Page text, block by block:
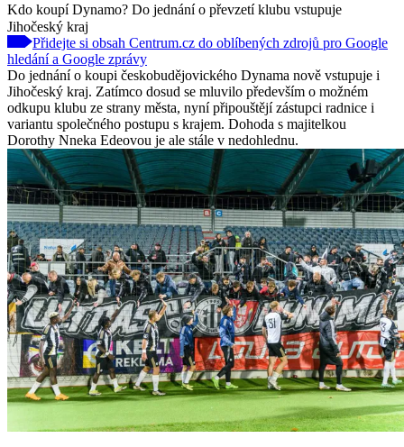
Kdo koupí Dynamo? Do jednání o převzetí klubu vstupuje
Jihočeský kraj
Přidejte si obsah Centrum.cz do oblíbených zdrojů pro Google
hledání a Google zprávy
Do jednání o koupi českobudějovického Dynama nově vstupuje i
Jihočeský kraj. Zatímco dosud se mluvilo především o možném
odkupu klubu ze strany města, nyní připouštějí zástupci radnice i
variantu společného postupu s krajem. Dohoda s majitelkou
Dorothy Nneka Edeovou je ale stále v nedohlednu.